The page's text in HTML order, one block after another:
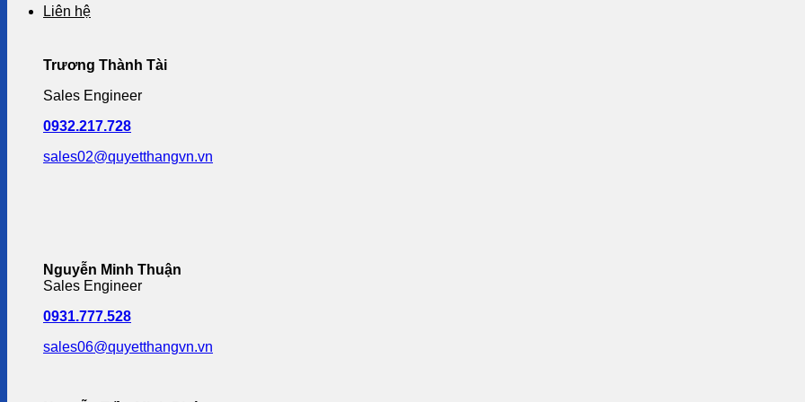
Liên hệ
Trương Thành Tài
Sales Engineer
0932.217.728
sales02@quyetthangvn.vn
Nguyễn Minh Thuận
Sales Engineer
0931.777.528
sales06@quyetthangvn.vn